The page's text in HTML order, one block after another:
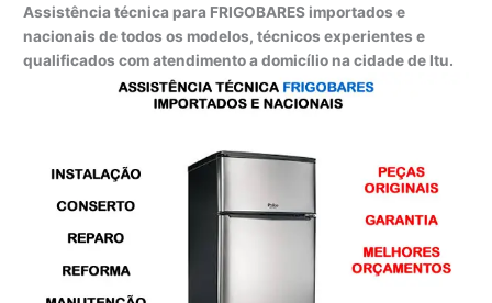
Assistência técnica para FRIGOBARES importados e
nacionais de todos os modelos, técnicos experientes e
qualificados com atendimento a domicílio na cidade de Itu.